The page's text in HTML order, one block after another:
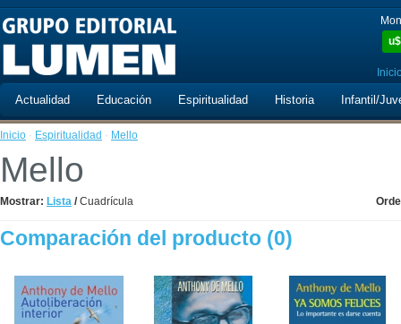
u$
Actualidad Educación Espiritualidad Historia Infantil/
Inicio · Espiritualidad · Mello
Mello
Mostrar: Lista /Cuadrícula
Comparación del producto (0)